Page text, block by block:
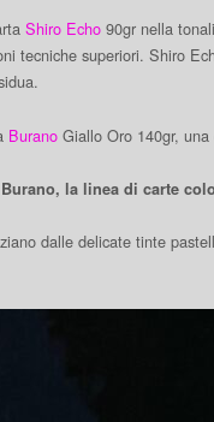
Shiro Echo 90gr nella
tecniche superiori. Shiro
Burano Giallo Oro 140gr,
Burano, la linea di carte
dalle delicate tinte